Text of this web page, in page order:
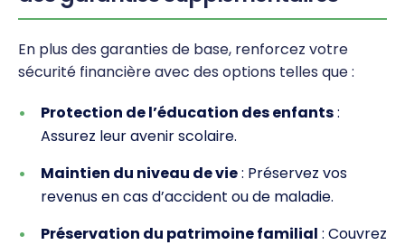
En plus des garanties de base, renforcez votre
sécurité financière avec des options telles que :
Protection de l’éducation des enfants:
Assurez leur avenir scolaire.
Maintien du niveau de vie: Préservez vos
revenus en cas d’accident ou de maladie.
Préservation du patrimoine familial : Couvrez